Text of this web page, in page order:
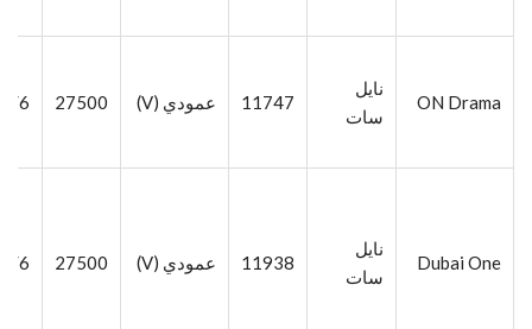
ON Drama
نايل
سات
11747 عمودي (V) 27500
5/6
Dubai One
نايل
سات
11938 عمودي (V) 27500
5/6